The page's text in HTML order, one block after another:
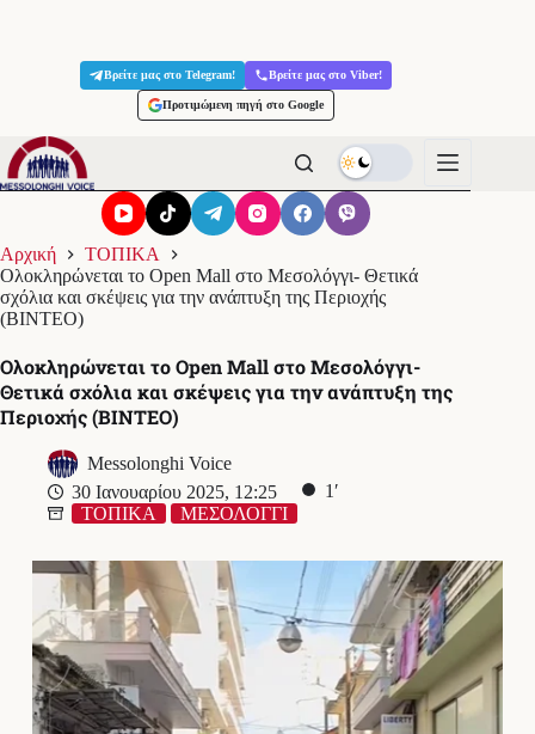
Βρείτε μας στο Telegram! Βρείτε μας στο Viber!
Προτιμώμενη πηγή στο Google
Αρχική
ΤΟΠΙΚΑ
Ολοκληρώνεται το Open Mall στο Μεσολόγγι- Θετικά
σχόλια και σκέψεις για την ανάπτυξη της Περιοχής
(ΒΙΝΤΕΟ)
Ολοκληρώνεται το Open Mall στο Μεσολόγγι-
Θετικά σχόλια και σκέψεις για την ανάπτυξη της
Περιοχής (ΒΙΝΤΕΟ)
Messolonghi Voice
30 Ιανουαρίου 2025, 12:25
1′
ΤΟΠΙΚΑ
ΜΕΣΟΛΟΓΓΙ